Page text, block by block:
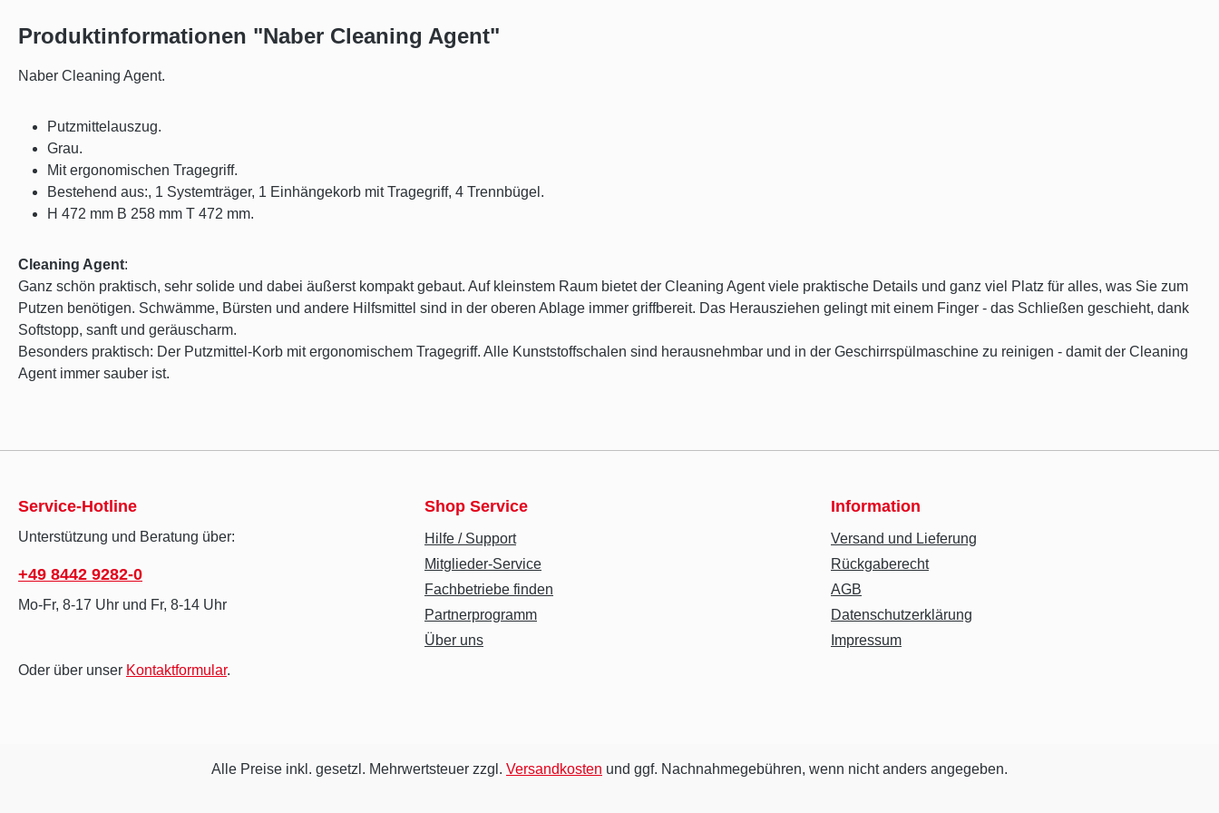
Produktinformationen "Naber Cleaning Agent"
Naber Cleaning Agent.
Putzmittelauszug.
Grau.
Mit ergonomischen Tragegriff.
Bestehend aus:, 1 Systemträger, 1 Einhängekorb mit Tragegriff, 4 Trennbügel.
H 472 mm B 258 mm T 472 mm.
Cleaning Agent:
Ganz schön praktisch, sehr solide und dabei äußerst kompakt gebaut. Auf kleinstem Raum bietet der Cleaning Agent viele praktische Details und ganz viel Platz für alles, was Sie zum
Putzen benötigen. Schwämme, Bürsten und andere Hilfsmittel sind in der oberen Ablage immer griffbereit. Das Herausziehen gelingt mit einem Finger - das Schließen geschieht, dank
Softstopp, sanft und geräuscharm.
Besonders praktisch: Der Putzmittel-Korb mit ergonomischem Tragegriff. Alle Kunststoffschalen sind herausnehmbar und in der Geschirrspülmaschine zu reinigen - damit der Cleaning
Agent immer sauber ist.
Service-Hotline
Unterstützung und Beratung über:
+49 8442 9282-0
Mo-Fr, 8-17 Uhr und Fr, 8-14 Uhr
Oder über unser Kontaktformular.
Shop Service
Hilfe / Support
Mitglieder-Service
Fachbetriebe finden
Partnerprogramm
Über uns
Information
Versand und Lieferung
Rückgaberecht
AGB
Datenschutzerklärung
Impressum
Alle Preise inkl. gesetzl. Mehrwertsteuer zzgl. Versandkosten und ggf. Nachnahmegebühren, wenn nicht anders angegeben.